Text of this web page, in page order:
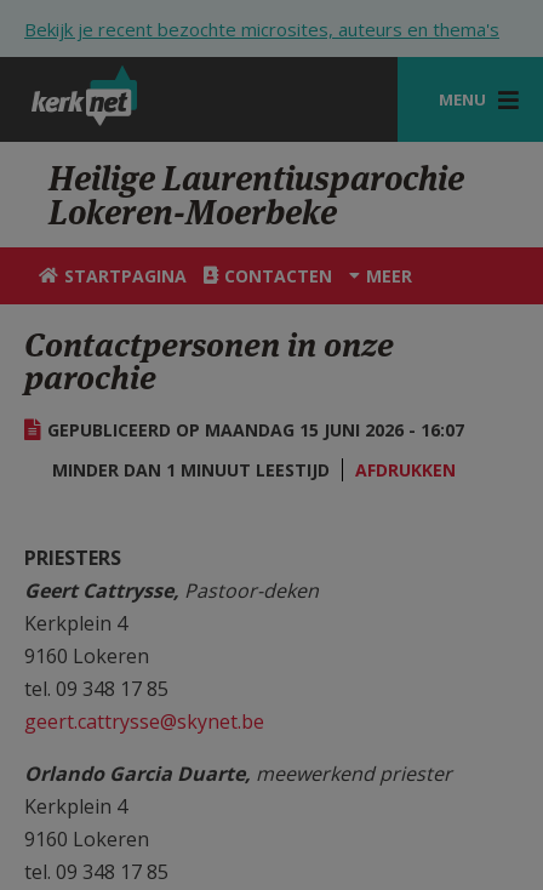
Bekijk je recent bezochte microsites, auteurs en thema's
MENU
STARTPAGINA
KERK
VIERINGEN
ZOEKEN
HULP
STARTPAGINA PORTAAL
AANMELDEN OF REGISTREREN
Heilige Laurentiusparochie
Lokeren-Moerbeke
STARTPAGINA CONTACTEN MEER
Contactpersonen in onze
parochie
GEPUBLICEERD OP MAANDAG 15 JUNI 2026 - 16:07
MINDER DAN 1 MINUUT LEESTIJD
AFDRUKKEN
PRIESTERS
Geert Cattrysse, Pastoor-deken
Kerkplein 4
9160 Lokeren
tel. 09 348 17 85
geert.cattrysse@skynet.be
Orlando Garcia Duarte, meewerkend priester
Kerkplein 4
9160 Lokeren
tel. 09 348 17 85